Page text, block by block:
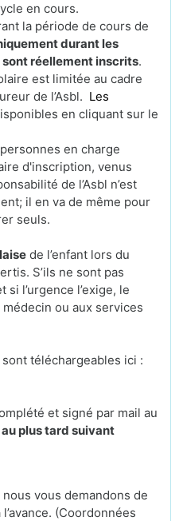
en cours.
la période de cours de
durant les
sont réellement inscrits.
est limitée au cadre
de l’Asbl. Les
en cliquant sur le
en charge
d'inscription, venus
de l’Asbl n’est
il en va de même pour
seuls.
de l’enfant lors du
S’ils ne sont pas
l’urgence l’exige, le
ou aux services
sont téléchargeables ici :
et signé par mail au
plus tard suivant
nous vous demandons de
(Coordonnées